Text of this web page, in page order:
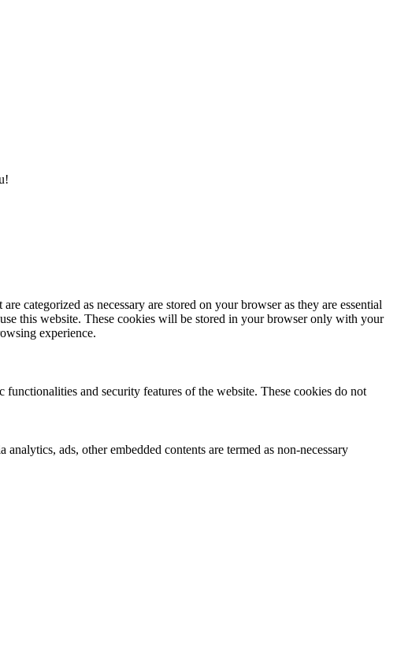
categorized as necessary are stored on your browser as they are essential
this website. These cookies will be stored in your browser only with your
experience.
and security features of the website. These cookies do not
ads, other embedded contents are termed as non-necessary